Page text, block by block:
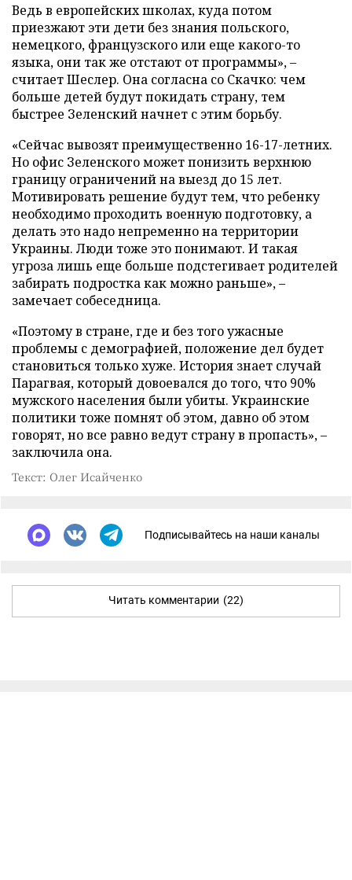
Ведь в европейских школах, куда потом
приезжают эти дети без знания польского,
немецкого, французского или еще какого-то
языка, они так же отстают от программы», –
считает Шеслер. Она согласна со Скачко: чем
больше детей будут покидать страну, тем
быстрее Зеленский начнет с этим борьбу.
«Сейчас вывозят преимущественно 16-17-летних.
Но офис Зеленского может понизить верхнюю
границу ограничений на выезд до 15 лет.
Мотивировать решение будут тем, что ребенку
необходимо проходить военную подготовку, а
делать это надо непременно на территории
Украины. Люди тоже это понимают. И такая
угроза лишь еще больше подстегивает родителей
забирать подростка как можно раньше», –
замечает собеседница.
«Поэтому в стране, где и без того ужасные
проблемы с демографией, положение дел будет
становиться только хуже. История знает случай
Парагвая, который довоевался до того, что 90%
мужского населения были убиты. Украинские
политики тоже помнят об этом, давно об этом
говорят, но все равно ведут страну в пропасть», –
заключила она.
Текст: Олег Исайченко
Подписывайтесь на наши каналы
Читать комментарии (22)